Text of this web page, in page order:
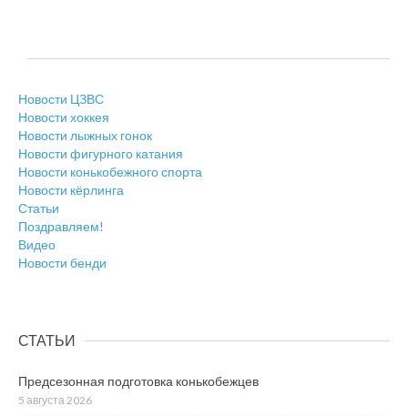
Новости ЦЗВС
Новости хоккея
Новости лыжных гонок
Новости фигурного катания
Новости конькобежного спорта
Новости кёрлинга
Статьи
Поздравляем!
Видео
Новости бенди
СТАТЬИ
Предсезонная подготовка конькобежцев
5 августа 2026